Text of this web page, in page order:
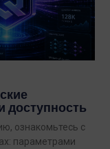
доступность
ознакомьтесь с
параметрами